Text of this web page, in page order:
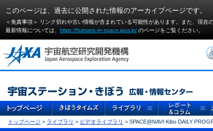
このページは、過去に公開された情報のアーカイブページです。
＜免責事項＞ リンク切れや古い情報が含まれている可能性があります。また、現在
最新情報については、 https://humans-in-space.jaxa.jp/ のページをご覧ください。
トップページ > ライブラリ > ビデオライブラリ > SPACE@NAVI-Kibo DAILY